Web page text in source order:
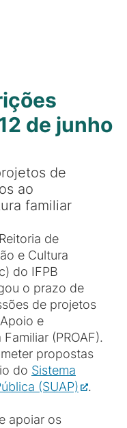
de junho
de
ao
familiar
de
e Cultura
do IFPB
o prazo de
de projetos
e
(PROAF).
propostas
do Sistema
(SUAP)
.
apoiar os